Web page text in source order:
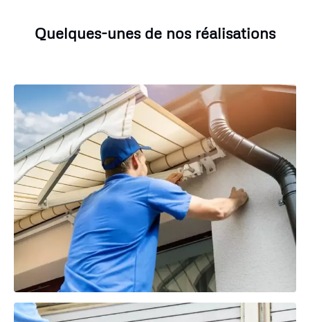
Quelques-unes de nos réalisations